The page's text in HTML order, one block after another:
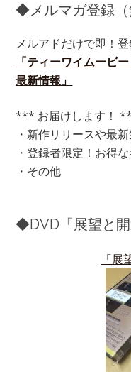
◆メルマガ登録（
メルアドだけで即！登
「ティーワイムービ
最新情報」
*** お届けします！
・新作リリースや最
・登録者限定！お得
・その他
◆DVD「展望と
「展